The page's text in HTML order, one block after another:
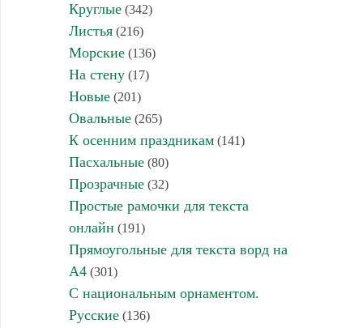
Круглые(342)
Листья(216)
Морские(136)
На стену(17)
Новые(201)
Овальные(265)
К осенним праздникам(141)
Пасхальные(80)
Прозрачные(32)
Простые рамочки для текста
онлайн (191)
Прямоугольные для текста ворд на
А4(301)
С национальным орнаментом.
Русские(136)